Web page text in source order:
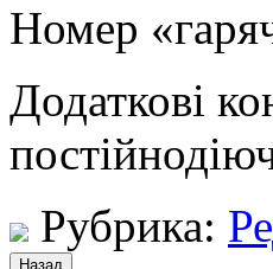
Номер
Додаткові
Рубрика: